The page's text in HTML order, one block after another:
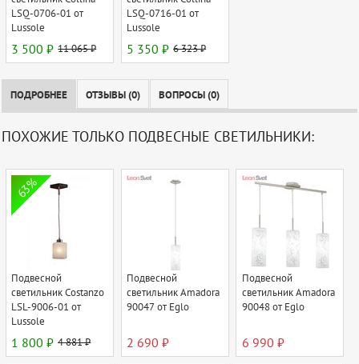
LSQ-0706-01 от
Lussole
3 500 ₽ 11 065 ₽
LSQ-0716-01 от
Lussole
5 350 ₽ 6 323 ₽
ПОДРОБНЕЕ ОТЗЫВЫ (0) ВОПРОСЫ (0)
ПОХОЖИЕ ТОЛЬКО ПОДВЕСНЫЕ СВЕТИЛЬНИКИ:
63%
Подвесной
светильник Costanzo
LSL-9006-01 от
Lussole
1 800 ₽ 4 881 ₽
Подвесной
светильник Amadora
90047 от Eglo
2 690 ₽
Подвесной
светильник Amadora
90048 от Eglo
6 990 ₽